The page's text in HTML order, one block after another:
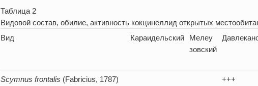
Таблица 2
Видовой состав, обилие, активность кокцинеллид открытых
Вид
Караидельский
Мелеу
зовский
Scymnus frontalis (Fabricius, 1787) +++